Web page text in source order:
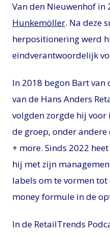
Van den Nieuwenhof in
Hunkemöller. Na deze
herpositionering werd
eindverantwoordelijk
In 2018 begon Bart van
van de Hans Anders
volgden zorgde hij
de groep, onder
+ more. Sinds 2022
hij met zijn
labels om te vormen tot
money formule in de
In de RetailTrends